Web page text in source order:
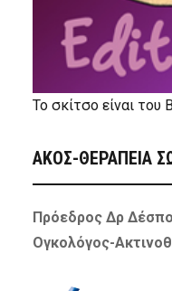
Το σκίτσο είναι του
ΑΚΟΣ-ΘΕΡΑΠΕΙΑ
Πρόεδρος Δρ
Ογκολόγος-